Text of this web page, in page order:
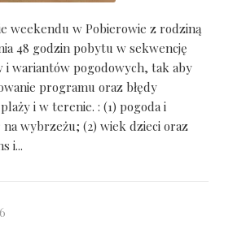
weekendu w Pobierowie z rodziną
48 godzin pobytu w sekwencję
wariantów pogodowych, tak aby
programu oraz błędy
i w terenie. : (1) pogoda i
wybrzeżu; (2) wiek dzieci oraz
i...